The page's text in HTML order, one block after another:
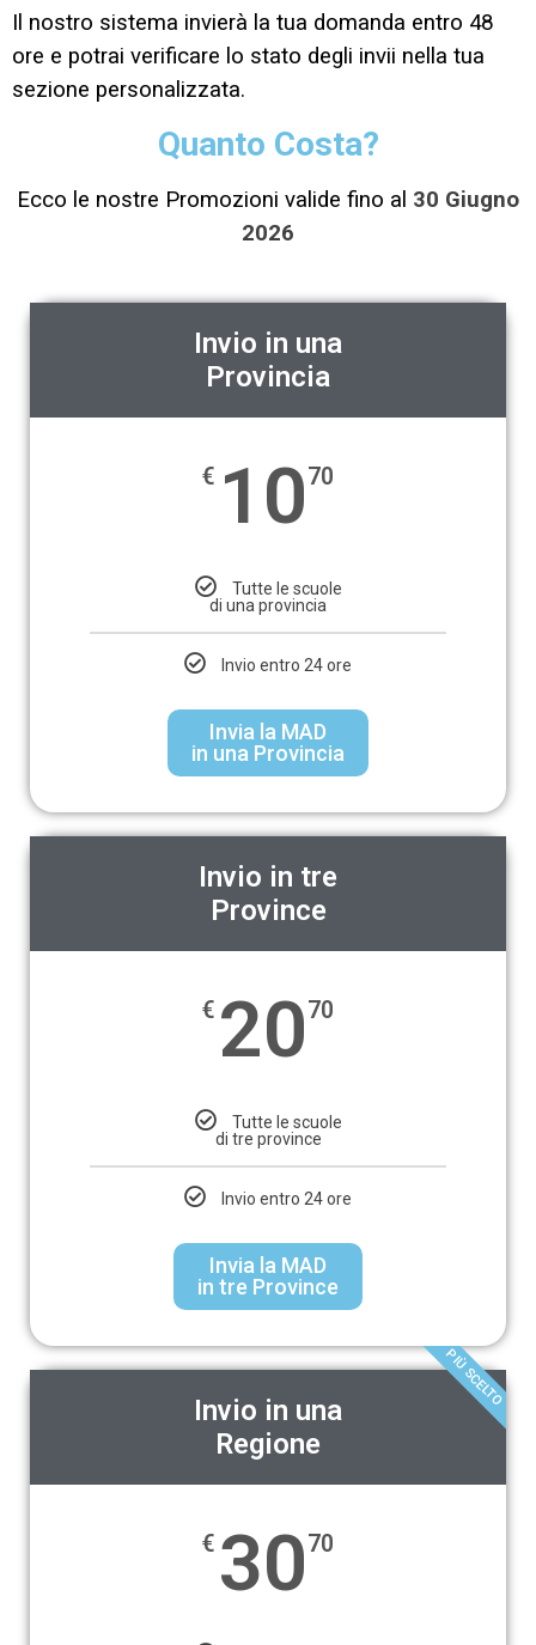
Il nostro sistema invierà la tua domanda entro 48
ore e potrai verificare lo stato degli invii nella tua
sezione personalizzata.
Quanto Costa?
Ecco le nostre Promozioni valide fino al 30 Giugno
2026
Invio in una
Provincia
€ 1070
Tutte le scuole
di una provincia
Invio entro 24 ore
Invia la MAD
in una Provincia
Invio in tre
Province
€ 2070
Tutte le scuole
di tre province
Invio entro 24 ore
Invia la MAD
in tre Province
PIÙ SCELTO
Invio in una
Regione
€ 3070